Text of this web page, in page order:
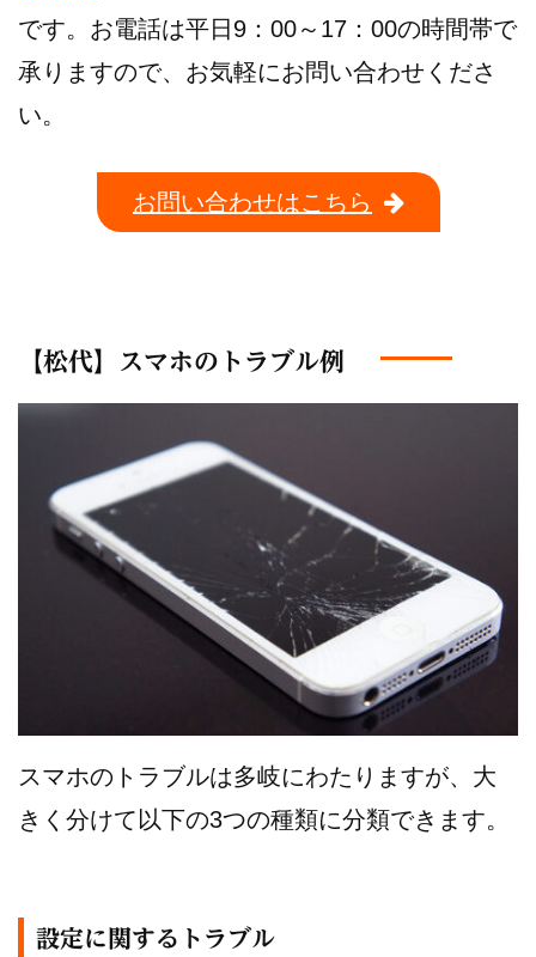
です。お電話は平日9：00～17：00の時間帯で
承りますので、お気軽にお問い合わせくださ
い。
お問い合わせはこちら
【松代】スマホのトラブル例
スマホのトラブルは多岐にわたりますが、大
きく分けて以下の3つの種類に分類できます。
設定に関するトラブル